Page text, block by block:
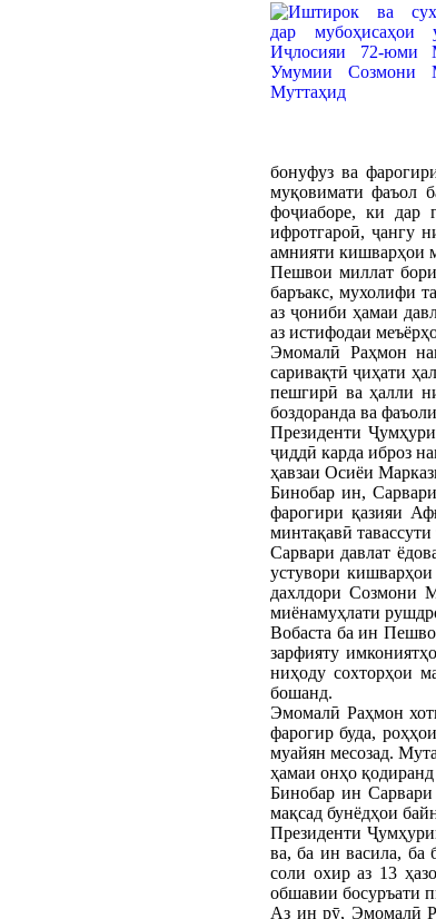
бонуфуз ва
муқовимати фаъол
фоҷиаборе, ки дар
ифротгароӣ, ҷангу
амнияти кишварҳои
Пешвои миллат
баръакс, мухолифи
аз ҷониби ҳамаи
аз истифодаи
Эмомалӣ Раҳмон
саривақтӣ ҷиҳати
пешгирӣ ва ҳалли
боздоранда ва
Президенти
ҷиддӣ карда иброз
ҳавзаи Осиёи
Бинобар ин,
фарогири қазияи
минтақавӣ
Сарвари давлат
устувори
дахлдори Созмони
миёнамуҳлати
Вобаста ба ин
зарфияту
ниҳоду сохторҳои
бошанд.
Эмомалӣ Раҳмон
фарогир буда,
муайян месозад.
ҳамаи онҳо
Бинобар ин
мақсад бунёдҳои
Президенти
ва, ба ин васила, ба
соли охир аз 13
обшавии босуръати
Аз ин рӯ, Эмомалӣ